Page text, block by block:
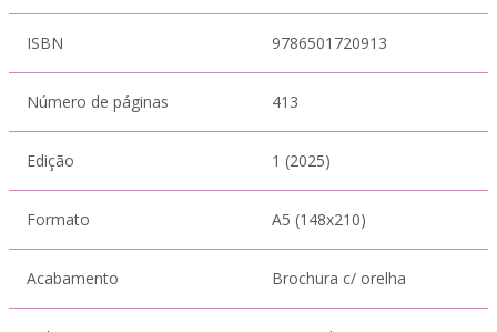
ISBN 9786501720913
Número de páginas 413
Edição 1 (2025)
Formato A5 (148x210)
Acabamento Brochura c/ orelha